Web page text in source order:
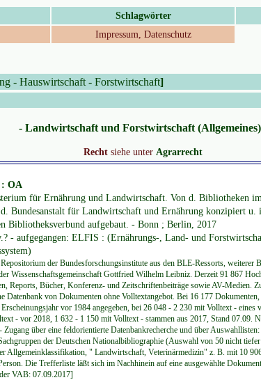
Schlagwörter
Impressum, Datenschutz
- Hauswirtschaft - Forstwirtschaft]
- Landwirtschaft und Forstwirtschaft
Rechtsiehe unter Agrarrecht
OA
für Ernährung und Landwirtschaft. Von d. Bibliotheken
Bundesanstalt für Landwirtschaft und Ernährung konzipiert u.
Bibliotheksverbund aufgebaut. - Bonn ; Berlin, 2017
- aufgegangen: ELFIS : (Ernährungs-, Land- und
der Bundesforschungsinstitute aus den BLE-Ressorts, weiterer
Wissenschaftsgemeinschaft Gottfried Wilhelm Leibniz. Derzeit 91 867
Reports, Bücher, Konferenz- und Zeitschriftenbeiträge sowie AV-Medien.
Datenbank von Dokumenten ohne Volltextangebot. Bei 16 177
vor 1984 angegeben, bei 26 048 - 2 230 mit Volltext - eines
- vor 2018, 1 632 - 1 150 mit Volltext - stammen aus 2017, Stand 07.09.
Zugang über eine feldorientierte Datenbankrecherche und über
der Deutschen Nationalbibliographie (Auswahl von 50 nicht
Allgemeinklassifikation, " Landwirtschaft, Veterinärmedizin" z. B. mit 10
Die Trefferliste läßt sich im Nachhinein auf eine ausgewählte
VAB: 07.09.2017]